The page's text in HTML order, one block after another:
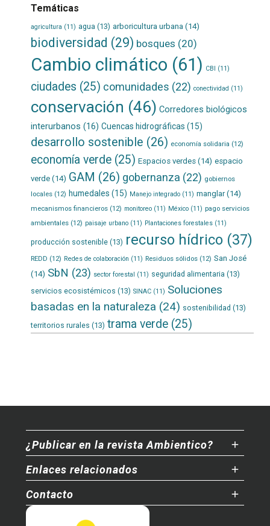
Temáticas
agricultura (11) agua (13) arboricultura urbana(14)
biodiversidad (29) bosques (20)
Cambio climático (61) CBI (11)
ciudades (25) comunidades (22) conectividad (11)
conservación (46) Corredores biológicos
interurbanos (16) Cuencas hidrográficas (15)
desarrollo sostenible (26) economía solidaria (12)
economía verde(25) Espacios verdes(14) espacio
verde(14) GAM (26) gobernanza (22) gobiernos
locales(12) humedales (15) Manejo integrado(11) manglar(14)
mecanismos financieros(12) monitoreo(11) México(11) pago servicios
ambientales(12) paisaje urbano(11) Plantaciones forestales(11)
producción sostenible(13) recurso hídrico(37)
REDD (12) Redes de colaboración (11) Residuos sólidos(12) San José
(14) SbN (23) sector forestal (11) seguridad alimentaria (13)
servicios ecosistémicos (13) SINAC(11) Soluciones
basadas en la naturaleza (24) sostenibilidad (13)
territorios rurales (13) trama verde(25)
¿Publicar en la revista Ambientico?
Enlaces relacionados
Contacto